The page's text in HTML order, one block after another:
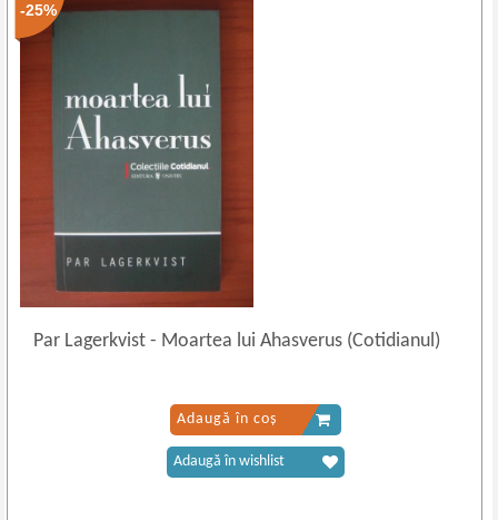
-25%
Par Lagerkvist- Moartea lui Ahasverus (Cotidianul)
Adaugă în coș
Adaugă în wishlist